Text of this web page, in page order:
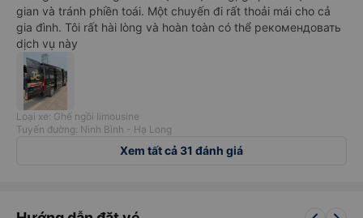
gian và tránh phiền toái. Một chuyến đi rất thoải mái cho cả
gia đình. Tôi rất hài lòng và hoàn toàn có thể рекомендовать
dịch vụ này
Loại xe: Ghế ngồi limousine
Tuyến đường: Ninh Bình - Hạ Long
Xem tất cả 31 đánh giá